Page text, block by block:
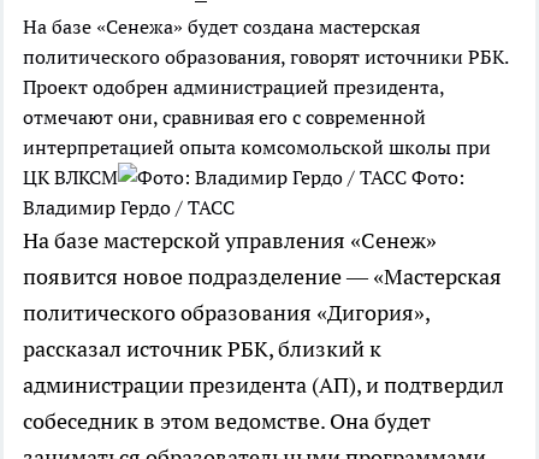
На базе «Сенежа» будет создана мастерская
политического образования, говорят источники РБК.
Проект одобрен администрацией президента,
отмечают они, сравнивая его с современной
интерпретацией опыта комсомольской школы при
ЦК ВЛКСМ
Фото:
Владимир Гердо / ТАСС
На базе мастерской управления «Сенеж»
появится новое подразделение — «Мастерская
политического образования «Дигория»,
рассказал источник РБК, близкий к
администрации президента (АП), и подтвердил
собеседник в этом ведомстве. Она будет